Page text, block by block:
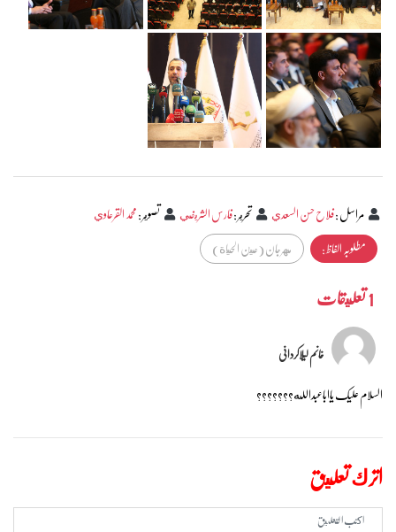
مراسل:فلاح حسن السعدي تحرير:فارس الشريفي تصوير:محمد القرعاوي
مطلوبہ الفاظ :
مهرجان (عين الحياة)
1 تعليقات
خانم لیلاکردانی
السلام علیک یااباعبدالله???????
اترك تعليق